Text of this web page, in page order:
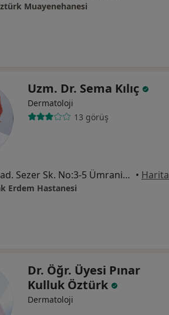
Muayenehanesi
Uzm. Dr. Sema Kılıç
Dermatoloji
13 görüş
Alemdağ Cad. Sezer Sk. No:3-5 Ümraniye - İstanbul, Ümraniye • Harita
Erdem Hastanesi
Dr. Öğr. Üyesi Pınar
Kulluk Öztürk
Dermatoloji